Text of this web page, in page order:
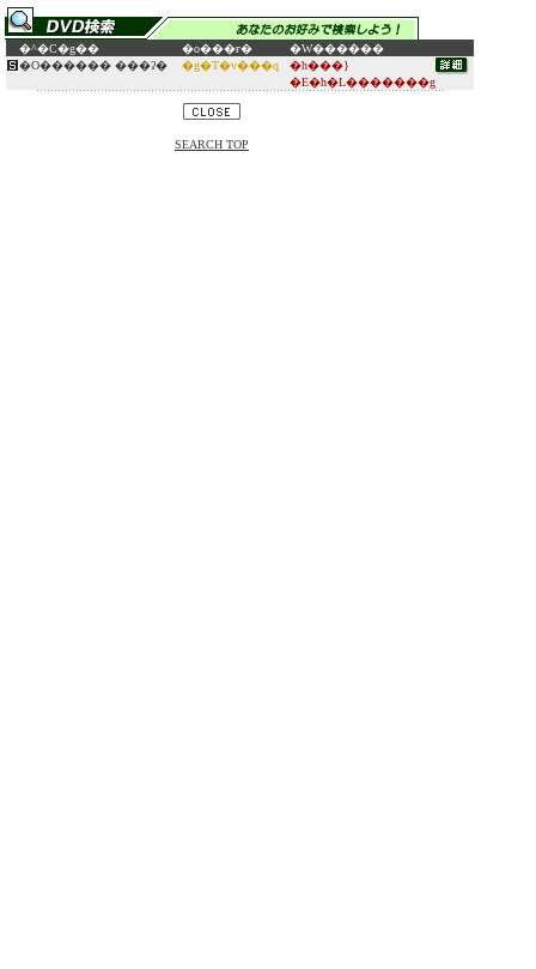
�^�C�g�� �o���ғ�
�W������
�O������ ���ʔ�
�g�T�v���q
�h���}
�E�h�L�������g
SEARCH TOP